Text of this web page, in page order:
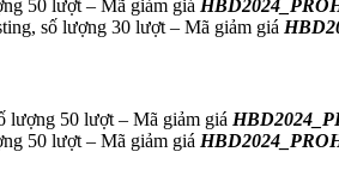
50 lượt – Mã giảm giá
số lượng 30 lượt – Mã giảm giá
lượng 50 lượt – Mã giảm giá
50 lượt – Mã giảm giá